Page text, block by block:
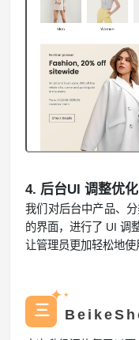
4. 后台UI 调整优化
我们对后台中产品、
的界面，进行了 UI 调
让管理员更加轻松地使
✦ ✦
三